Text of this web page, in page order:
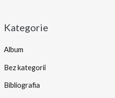
Kategorie
Album
Bez kategorii
Bibliografia